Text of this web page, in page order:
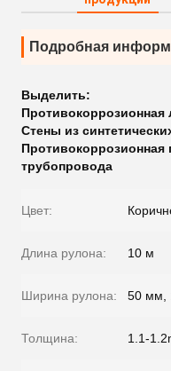
Подробная
Выделить:
Противокоррозионная
Стены из
Противокоррозионная
трубопровода
Цвет:
Длина рулона: 10 м
Ширина рулона: 50 мм,
Толщина: 1.1-